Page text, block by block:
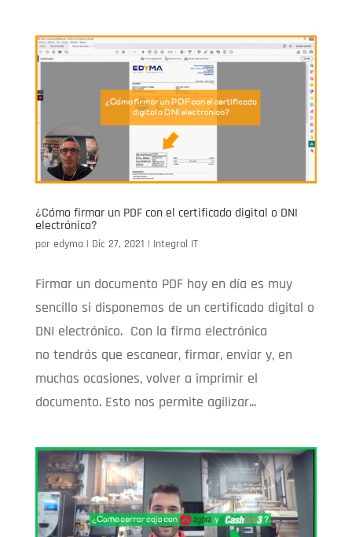
¿Cómo firmar un PDF con el certificado digital o DNI
electrónico?
por edyma | Dic 27, 2021 | Integral IT
Firmar un documento PDF hoy en día es muy
sencillo si disponemos de un certificado digital o
DNI electrónico. Con la firma electrónica
no tendrás que escanear, firmar, enviar y, en
muchas ocasiones, volver a imprimir el
documento. Esto nos permite agilizar...